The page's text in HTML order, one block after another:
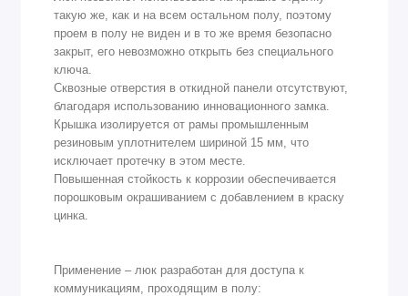
такую же, как и на всем остальном полу, поэтому
проем в полу не виден и в то же время безопасно
закрыт, его невозможно открыть без специального
ключа.
Сквозные отверстия в откидной панели отсутствуют,
благодаря использованию инновационного замка.
Крышка изолируется от рамы промышленным
резиновым уплотнителем шириной 15 мм, что
исключает протечку в этом месте.
Повышенная стойкость к коррозии обеспечивается
порошковым окрашиванием с добавлением в краску
цинка.
Применение – люк разработан для доступа к
коммуникациям, проходящим в полу: